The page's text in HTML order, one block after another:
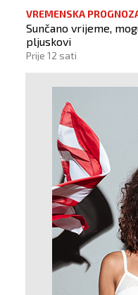
VREMENSKA
Sunčano vrijeme,
pljuskovi
Prije 12 sati